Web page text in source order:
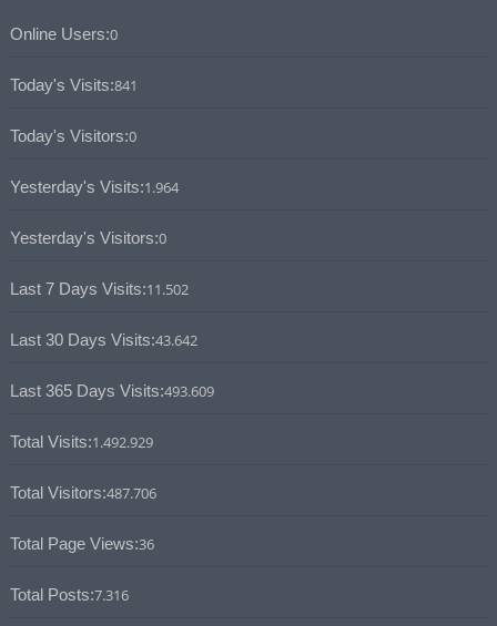
Online Users:0
Today's Visits:841
Today's Visitors:0
Yesterday's Visits:1.964
Yesterday's Visitors:0
Last 7 Days Visits:11.502
Last 30 Days Visits:43.642
Last 365 Days Visits:493.609
Total Visits:1.492.929
Total Visitors:487.706
Total Page Views:36
Total Posts:7.316